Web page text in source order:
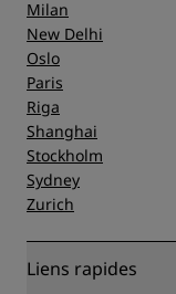
Milan
New Delhi
Oslo
Paris
Riga
Shanghai
Stockholm
Sydney
Zurich
Liens rapides